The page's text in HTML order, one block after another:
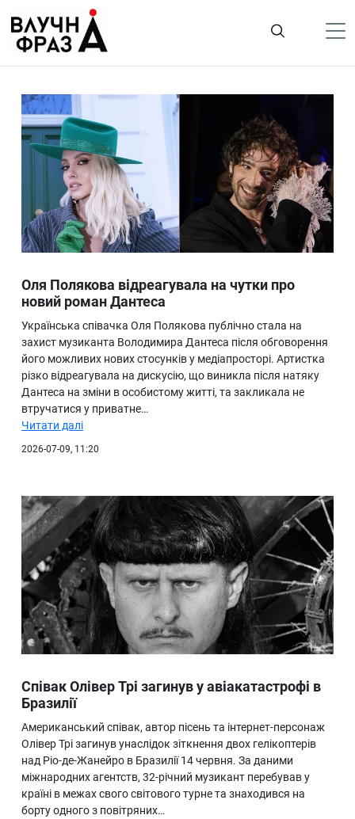
содержимому
Гроші
Життя
Лайфстайл
ТехноНаука
Людина
Ukraine
Про нас
Оля Полякова відреагувала на чутки про
новий роман Дантеса
Українська співачка Оля Полякова публічно стала на
захист музиканта Володимира Дантеса після обговорення
його можливих нових стосунків у медіапросторі. Артистка
різко відреагувала на дискусію, що виникла після натяку
Дантеса на зміни в особистому житті, та закликала не
втручатися у приватне…
Читати далі
2026-07-09, 11:20
Співак Олівер Трі загинув у авіакатастрофі в
Бразилії
Американський співак, автор пісень та інтернет-персонаж
Олівер Трі загинув унаслідок зіткнення двох гелікоптерів
над Ріо-де-Жанейро в Бразилії 14 червня. За даними
міжнародних агентств, 32-річний музикант перебував у
країні в межах свого світового турне та знаходився на
борту одного з повітряних…